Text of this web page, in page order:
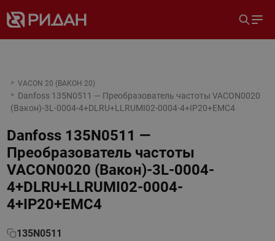
VACON 20 (ВАКОН 20)
Danfoss 135N0511 — Преобразователь частоты VACON0020
(Вакон)-3L-0004-4+DLRU+LLRUMI02-0004-4+IP20+EMC4
Danfoss 135N0511 —
Преобразователь частоты
VACON0020 (Вакон)-3L-0004-
4+DLRU+LLRUMI02-0004-
4+IP20+EMC4
135N0511